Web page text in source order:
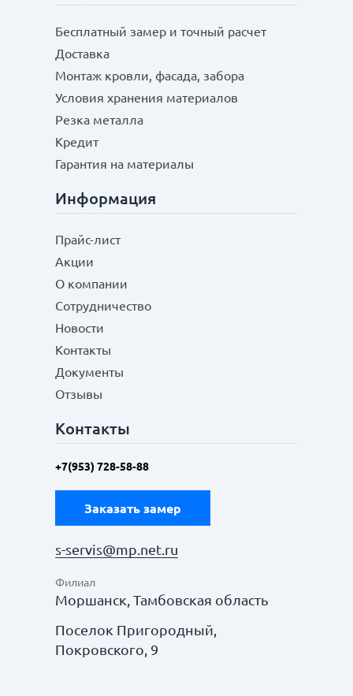
Бесплатный замер и точный расчет
Доставка
Монтаж кровли, фасада, забора
Условия хранения материалов
Резка металла
Кредит
Гарантия на материалы
Информация
Прайс-лист
Акции
О компании
Сотрудничество
Новости
Контакты
Документы
Отзывы
Контакты
+7(953) 728-58-88
Заказать замер
s-servis@mp.net.ru
Филиал
Моршанск, Тамбовская область
Поселок Пригородный,
Покровского, 9